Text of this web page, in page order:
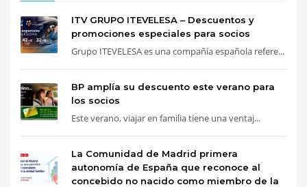
ITV GRUPO ITEVELESA – Descuentos y
promociones especiales para socios
Grupo ITEVELESA es una compañía española refere...
BP amplía su descuento este verano para
los socios
Este verano, viajar en familia tiene una ventaj...
La Comunidad de Madrid primera
autonomía de España que reconoce al
concebido no nacido como miembro de la